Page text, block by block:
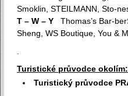
Smoklin, STEILMANN, Sto-
T – W – Y Thomas’s Bar-
Sheng, WS Boutique, You &
Turistické průvodce okolím:
Turistický průvodce